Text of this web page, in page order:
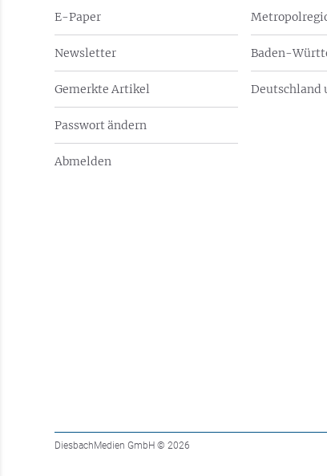
E-Paper
Newsletter
Gemerkte Artikel
Passwort ändern
Abmelden
Baden-
Deutschland
DiesbachMedien GmbH © 2026